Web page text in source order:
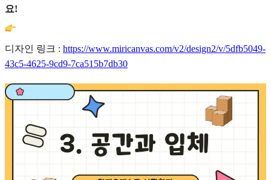
요!
디자인 링크 : https://www.miricanvas.com/v2/design2/v/5dfb5049-
43c5-4625-9cd9-7ca515b7db30